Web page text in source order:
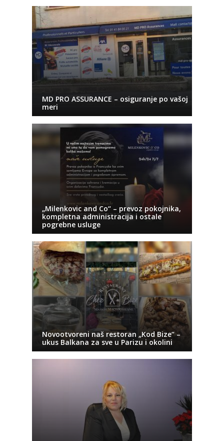
MD PRO ASSURANCE – osiguranje po vašoj
meri
„Milenkovic and Co“ – prevoz pokojnika,
kompletna administracija i ostale
pogrebne usluge
Novootvoreni naš restoran „Kod Bize“ –
ukus Balkana za sve u Parizu i okolini